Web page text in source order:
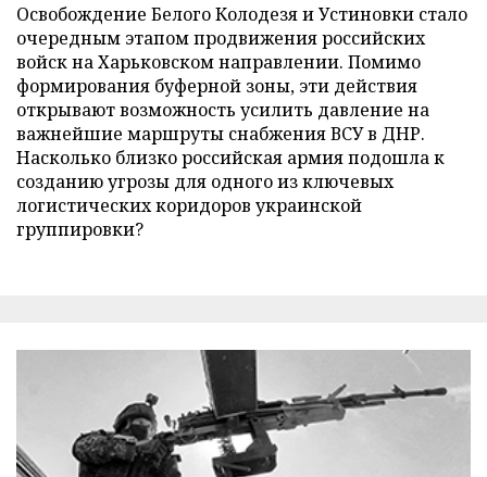
Освобождение Белого Колодезя и Устиновки стало
очередным этапом продвижения российских
войск на Харьковском направлении. Помимо
формирования буферной зоны, эти действия
открывают возможность усилить давление на
важнейшие маршруты снабжения ВСУ в ДНР.
Насколько близко российская армия подошла к
созданию угрозы для одного из ключевых
логистических коридоров украинской
группировки?